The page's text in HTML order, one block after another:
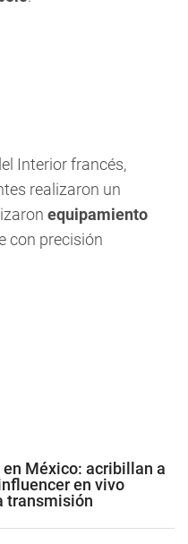
Interior francés,
realizaron un
equipamiento
con precisión
México: acribillan a
en vivo
transmisión